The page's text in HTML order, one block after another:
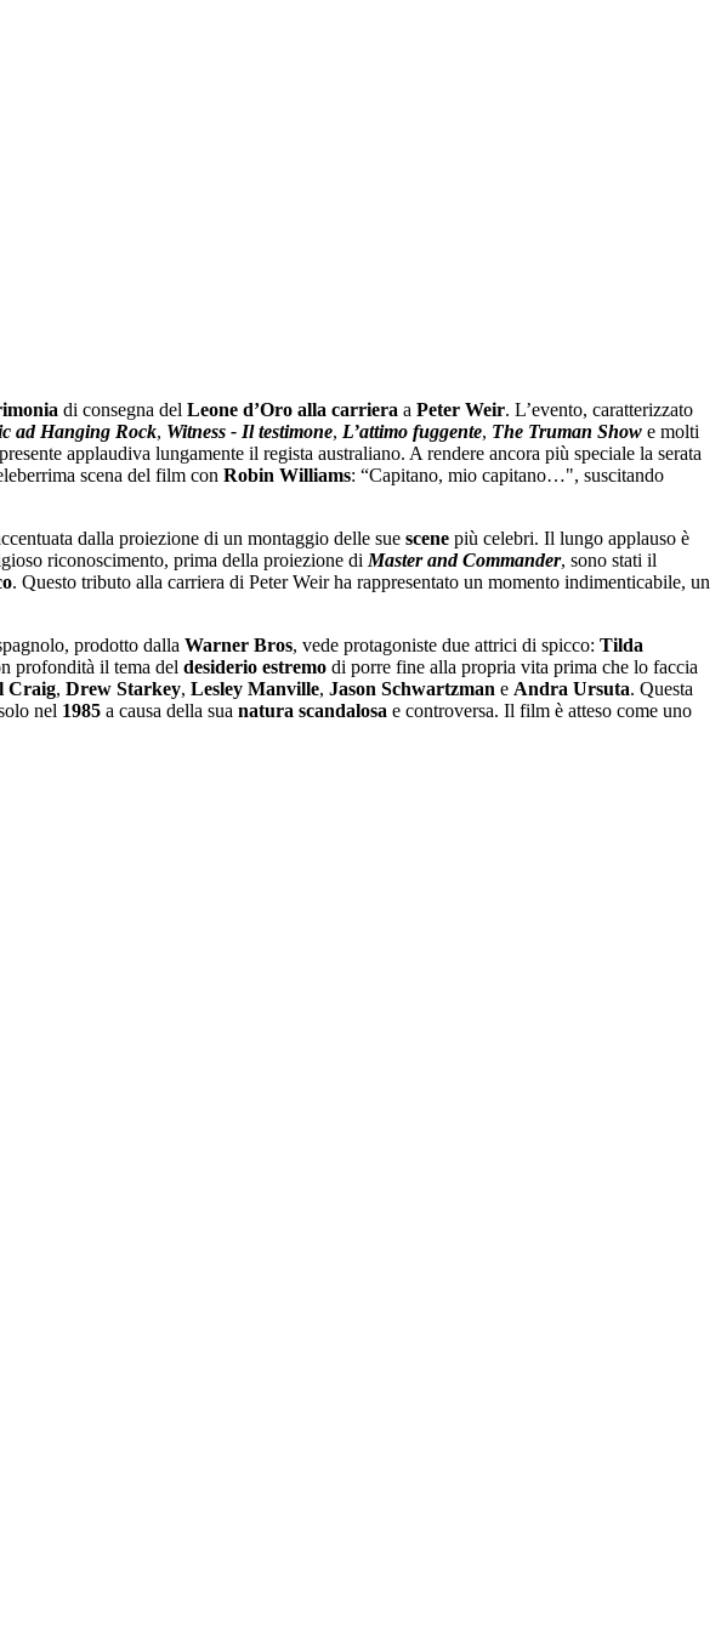
di consegna del Leone d’Oro alla carriera a Peter Weir. L’evento, caratterizzato
ad Hanging Rock, Witness - Il testimone, L’attimo fuggente, The Truman Show e molti
presente applaudiva lungamente il regista australiano. A rendere ancora più speciale la serata
scena del film con Robin Williams: “Capitano, mio capitano…", suscitando
dalla proiezione di un montaggio delle sue scene più celebri. Il lungo applauso è
riconoscimento, prima della proiezione di Master and Commander, sono stati il
. Questo tributo alla carriera di Peter Weir ha rappresentato un momento indimenticabile, un
prodotto dalla Warner Bros, vede protagoniste due attrici di spicco: Tilda
profondità il tema del desiderio estremo di porre fine alla propria vita prima che lo faccia
Craig, Drew Starkey, Lesley Manville, Jason Schwartzman e Andra Ursuta. Questa
nel 1985 a causa della sua natura scandalosa e controversa. Il film è atteso come uno